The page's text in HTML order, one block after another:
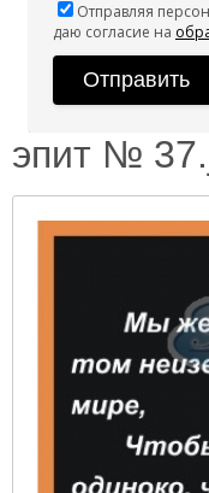
Отправляя
даю согласие на
эпит №